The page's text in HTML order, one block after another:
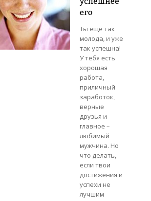
его
Ты еще так
молода, и уже
так успешна!
У тебя есть
хорошая
работа,
приличный
заработок,
верные
друзья и
главное –
любимый
мужчина. Но
что делать,
если твои
достижения и
успехи не
лучшим